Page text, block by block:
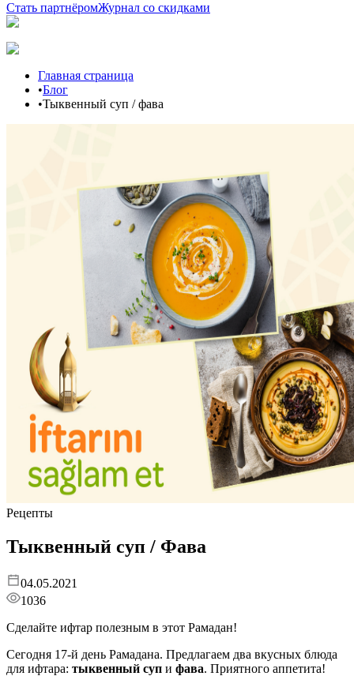
Стать партнёромЖурнал со скидками
Главная страница
•Блог
•Тыквенный суп / фава
Рецепты
Тыквенный суп / Фава
04.05.2021
1036
Сделайте ифтар полезным в этот Рамадан!
Сегодня 17-й день Рамадана. Предлагаем два вкусных блюда
для ифтара: тыквенный суп и фава. Приятного аппетита!